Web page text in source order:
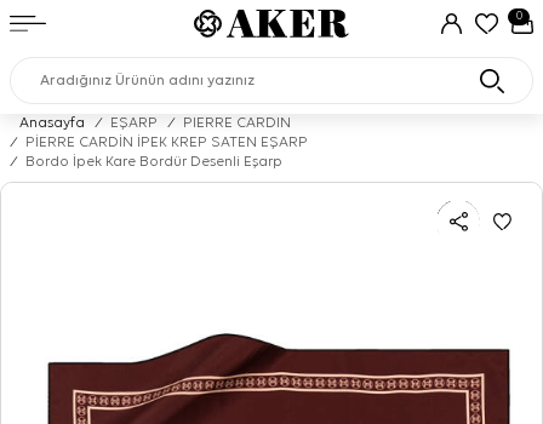
0
Anasayfa / EŞARP /
PIERRE CARDIN
/
PİERRE CARDİN İPEK KREP SATEN EŞARP
/
Bordo İpek Kare Bordür Desenli Eşarp